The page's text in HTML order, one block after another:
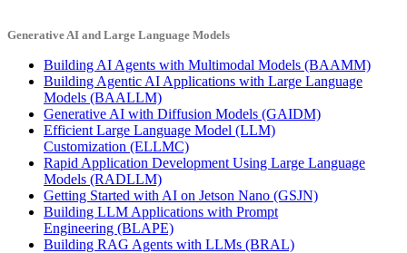
Generative AI and Large Language Models
Building AI Agents with Multimodal Models (BAAMM)
Building Agentic AI Applications with Large Language
Models (BAALLM)
Generative AI with Diffusion Models (GAIDM)
Efficient Large Language Model (LLM)
Customization (ELLMC)
Rapid Application Development Using Large Language
Models (RADLLM)
Getting Started with AI on Jetson Nano (GSJN)
Building LLM Applications with Prompt
Engineering (BLAPE)
Building RAG Agents with LLMs (BRAL)